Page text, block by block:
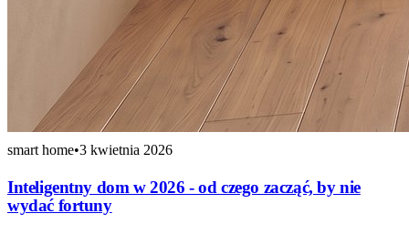
smart home•3 kwietnia 2026
Inteligentny dom w 2026 - od czego zacząć, by nie
wydać fortuny